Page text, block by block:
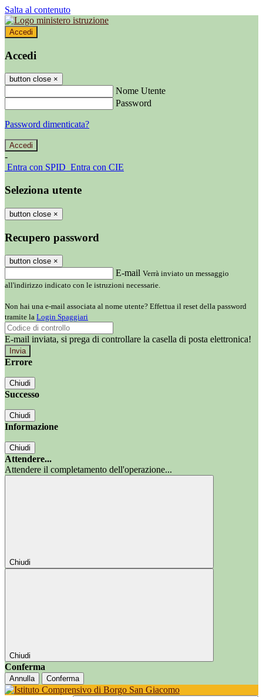
Salta al contenuto
Accedi
Accedi
button close ×
Nome Utente
Password
Password dimenticata?
-
Entra con SPID Entra con CIE
Seleziona utente
button close ×
Recupero password
button close ×
E-mail Verrà inviato un messaggio
all'indirizzo indicato con le istruzioni necessarie.
Non hai una e-mail associata al nome utente? Effettua il reset della password
tramite la Login Spaggiari
E-mail inviata, si prega di controllare la casella di posta elettronica!
Errore
Chiudi
Successo
Chiudi
Informazione
Chiudi
Attendere...
Attendere il completamento dell'operazione...
Chiudi
Chiudi
Conferma
Annulla Conferma